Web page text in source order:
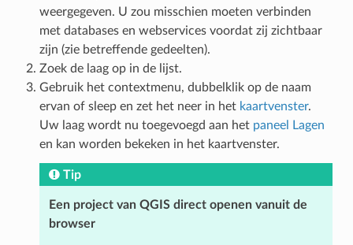
weergegeven. U zou misschien moeten verbinden
met databases en webservices voordat zij zichtbaar
zijn (zie betreffende gedeelten).
Zoek de laag op in de lijst.
Gebruik het contextmenu, dubbelklik op de naam
ervan of sleep en zet het neer in het kaartvenster.
Uw laag wordt nu toegevoegd aan het paneel Lagen
en kan worden bekeken in het kaartvenster.
Tip
Een project van QGIS direct openen vanuit de
browser